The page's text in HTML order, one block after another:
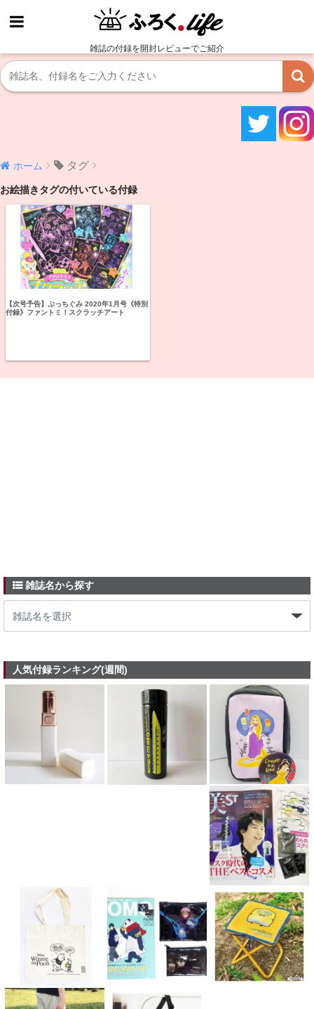
雑誌の付録を開封レビューでご紹介
ホーム タグ
お絵描きタグの付いている付録
【次号予告】ぷっちぐみ 2020年1月号《特別
付録》ファントミ！スクラッチアート
雑誌名から探す
人気付録ランキング(週間)